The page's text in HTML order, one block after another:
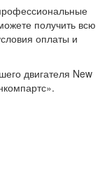
получить всю
оплаты и
двигателя New